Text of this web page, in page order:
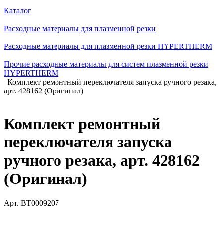
Каталог
Расходные материалы для плазменной резки
Расходные материалы для плазменной резки HYPERTHERM
Прочие расходные материалы для систем плазменной резки
HYPERTHERM
Комплект ремонтный переключателя запуска ручного резака,
арт. 428162 (Оригинал)
Комплект ремонтный
переключателя запуска
ручного резака, арт. 428162
(Оригинал)
Арт. BT0009207